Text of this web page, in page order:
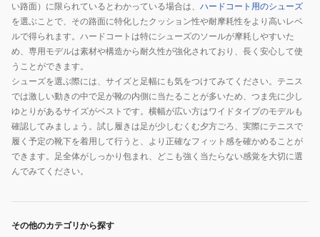
い路面）に限られているとわかっている場合は、 ハードコート用のシューズ
を選ぶことで、その路面に特化したクッション性や耐摩耗性をより高いレベ
ルで得られます。ハードコートは特にシューズのソールが摩耗しやすいた
め、専用モデルは素材や構造から耐久性が強化されており、長く安心して使
うことができます。
シューズを選ぶ際には、サイズと足幅にも気をつけてみてください。テニス
では激しい動きの中で足が靴の内側に当たることが多いため、つま先に少し
ゆとりがあるサイズがベストです。横幅が広い方はワイドタイプのモデルも
確認してみましょう。試し履きは足が少しむくむ夕方ごろ、実際にテニスで
履く予定の靴下を着用して行うと、より正確なフィット感を確かめることが
できます。足全体がしっかり包まれ、どこも強く当たらない感覚を大切に選
んでみてください。
その他のカテゴリから探す